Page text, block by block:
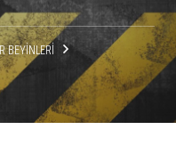
BEYİNLERİ